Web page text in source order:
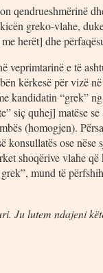
qendrueshmërinë
greko-vlahe,
herët] dhe
e të
kërkesë për vizë
kandidatin “grek”
siç quhej] matëse
(homogjen).
konsullatës ose
shoqërive vlahe
mund të
Ju lutem ndajeni